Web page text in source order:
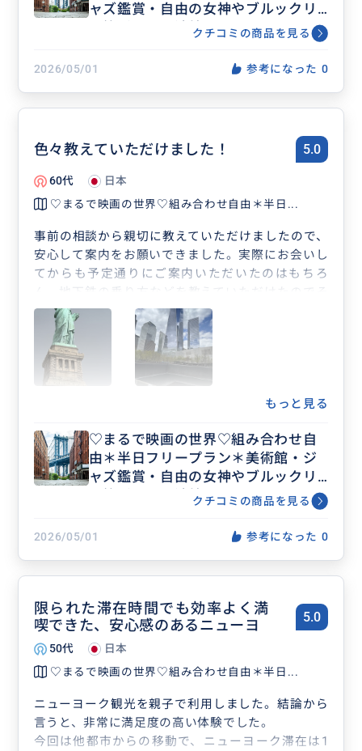
ャズ鑑賞・自由の女神やブルックリ
ン等ビジネス渡航にもおすすめ♡人
クチコミの商品を見る
2026/05/01 参考になった 0
色々教えていただけました！ 5.0
60代
日本
♡まるで映画の世界♡組み合わせ自由＊半日...
事前の相談から親切に教えていただけましたので、
安心して案内をお願いできました。実際にお会いし
てからも予定通りにご案内いただいたのはもちろ
ん、地下鉄の乗り方などを教えていただけたのでそ
の後は自分たちで地下鉄に乗り行動できました。ま
た、おすすめのレストランなどもアドバイスいただ
けましたので、物価高のニューヨークでも安心して
食事を楽しめました。ありがとうございました😊
もっと見る
♡まるで映画の世界♡組み合わせ自
由＊半日フリープラン＊美術館・ジ
ャズ鑑賞・自由の女神やブルックリ
ン等ビジネス渡航にもおすすめ♡人
クチコミの商品を見る
2026/05/01 参考になった 0
限られた滞在時間でも効率よく満
喫できた、安心感のあるニューヨ
5.0
50代
日本
♡まるで映画の世界♡組み合わせ自由＊半日...
ニューヨーク観光を親子で利用しました。結論から
言うと、非常に満足度の高い体験でした。
今回は他都市からの移動で、ニューヨーク滞在は1